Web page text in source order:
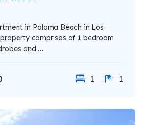
in Paloma Beach in Los
comprises of 1 bedroom
and ...
1 1